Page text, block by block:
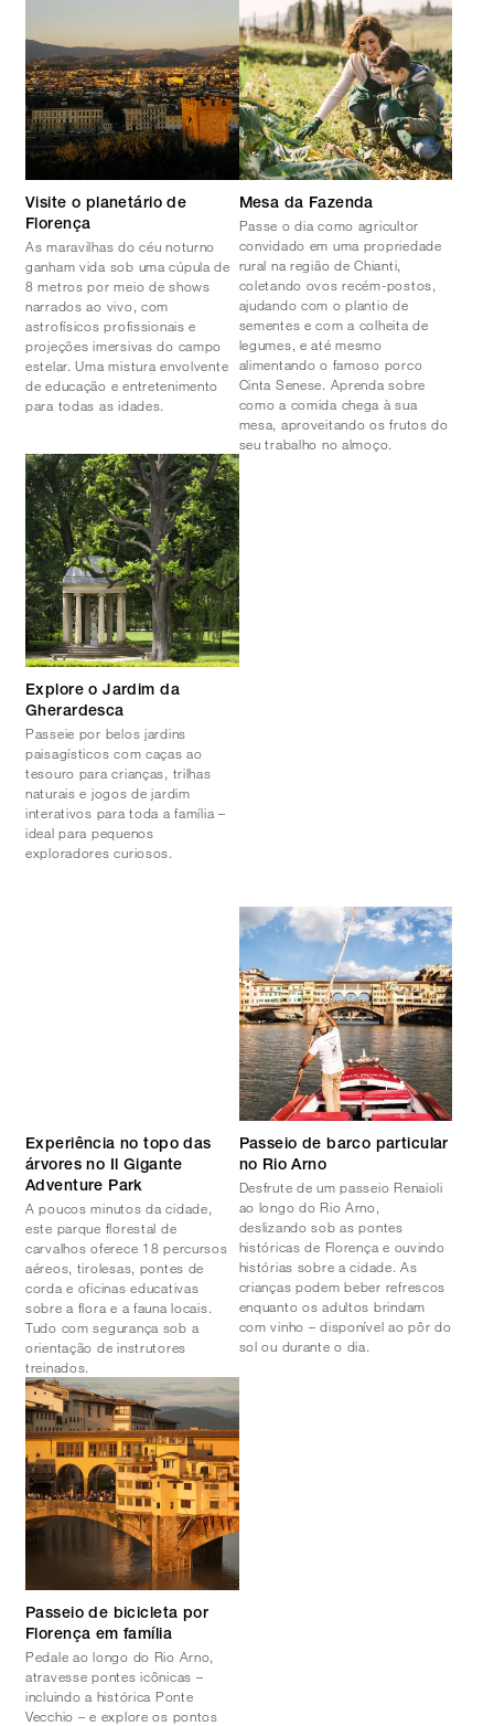
Visite o planetário de
Florença
As maravilhas do céu noturno
ganham vida sob uma cúpula de
8 metros por meio de shows
narrados ao vivo, com
astrofísicos profissionais e
projeções imersivas do campo
estelar. Uma mistura envolvente
de educação e entretenimento
para todas as idades.
Mesa da Fazenda
Passe o dia como agricultor
convidado em uma propriedade
rural na região de Chianti,
coletando ovos recém-postos,
ajudando com o plantio de
sementes e com a colheita de
legumes, e até mesmo
alimentando o famoso porco
Cinta Senese. Aprenda sobre
como a comida chega à sua
mesa, aproveitando os frutos do
seu trabalho no almoço.
Explore o Jardim da
Gherardesca
Passeie por belos jardins
paisagísticos com caças ao
tesouro para crianças, trilhas
naturais e jogos de jardim
interativos para toda a família –
ideal para pequenos
exploradores curiosos.
Experiência no topo das
árvores no Il Gigante
Adventure Park
A poucos minutos da cidade,
este parque florestal de
carvalhos oferece 18 percursos
aéreos, tirolesas, pontes de
corda e oficinas educativas
sobre a flora e a fauna locais.
Tudo com segurança sob a
orientação de instrutores
treinados.
Passeio de barco particular
no Rio Arno
Desfrute de um passeio Renaioli
ao longo do Rio Arno,
deslizando sob as pontes
históricas de Florença e ouvindo
histórias sobre a cidade. As
crianças podem beber refrescos
enquanto os adultos brindam
com vinho – disponível ao pôr do
sol ou durante o dia.
Passeio de bicicleta por
Florença em família
Pedale ao longo do Rio Arno,
atravesse pontes icônicas –
incluindo a histórica Ponte
Vecchio – e explore os pontos